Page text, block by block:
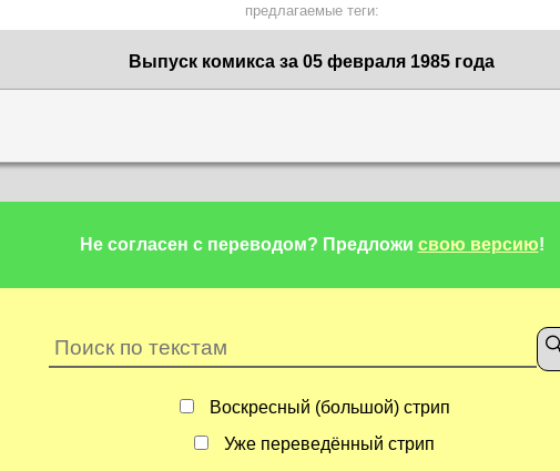
предлагаемые теги:
Выпуск комикса за 05 февраля 1985 года
Не согласен с переводом? Предложи свою версию!
Воскресный (большой) стрип
Уже переведённый стрип